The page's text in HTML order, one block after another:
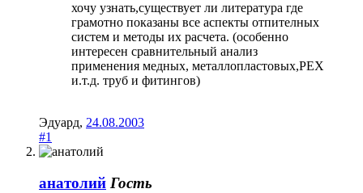
хочу узнать,существует ли литература где
грамотно показаны все аспекты отпителных
систем и методы их расчета. (особенно
интересен сравнительный анализ
применения медных, металлопластовых,PEX
и.т.д. труб и фитингов)
Эдуард, 24.08.2003
#1
анатолий Гость